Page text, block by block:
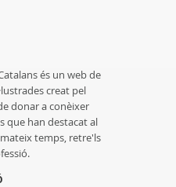
és un web de
creat pel
donar a conèixer
que han destacat al
temps, retre'ls